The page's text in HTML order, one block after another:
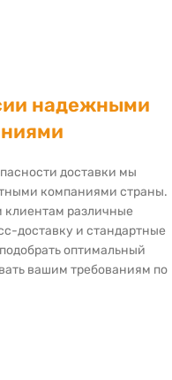
надежными
доставки мы
компаниями страны.
клиентам различные
доставку и стандартные
оптимальный
вашим требованиям по